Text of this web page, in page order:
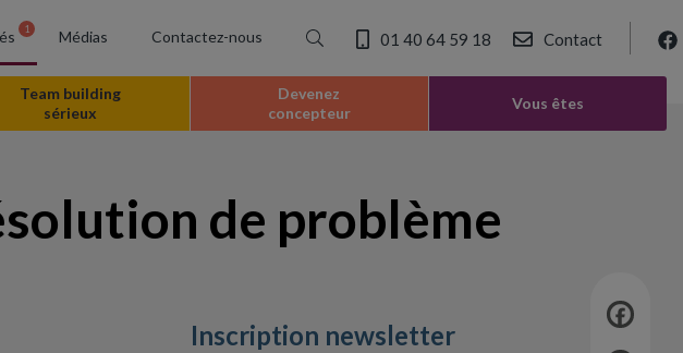
1 Médias Contactez-nous 01 40 64 59 18 Contact
Team building
sérieux
Devenez
concepteur
Vous êtes
de problème
Inscription newsletter